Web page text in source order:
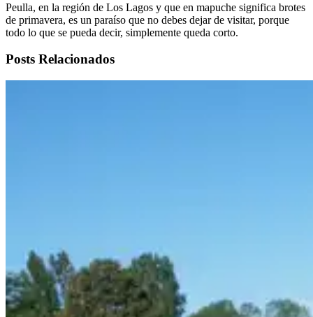
Peulla, en la región de Los Lagos y que en mapuche significa brotes
de primavera, es un paraíso que no debes dejar de visitar, porque
todo lo que se pueda decir, simplemente queda corto.
Posts Relacionados